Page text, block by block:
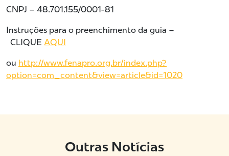
CNPJ – 48.701.155/0001-81
Instruções para o preenchimento da guia –
CLIQUE AQUI
ou http://www.fenapro.org.br/index.php?
option=com_content&view=article&id=1020
Outras Notícias